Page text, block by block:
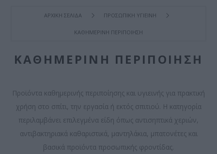
ΑΡΧΙΚΉ ΣΕΛΊΔΑ ΠΡΟΣΩΠΙΚΗ ΥΓΙΕΙΝΗ
ΚΑΘΗΜΕΡΙΝΗ ΠΕΡΙΠΟΙΗΣΗ
ΚΑΘΗΜΕΡΙΝΗ ΠΕΡΙΠΟΙΗΣΗ
Προϊόντα καθημερινής περιποίησης και υγιεινής για πρακτική
χρήση στο σπίτι, την εργασία ή εκτός σπιτιού. Η κατηγορία
περιλαμβάνει επιλεγμένα είδη όπως αντισηπτικά χεριών,
αντιβακτηριακά καθαριστικά, μαντηλάκια, μπατονέτες και
βασικά προϊόντα προσωπικής φροντίδας.